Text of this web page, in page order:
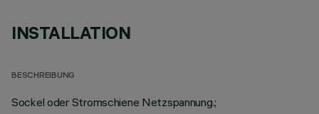
INSTALLATION
BESCHREIBUNG
Sockel oder Stromschiene Netzspannung.;